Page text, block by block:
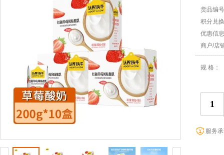
货品编
积分兑
优惠信
商户/店
规 格：
服务